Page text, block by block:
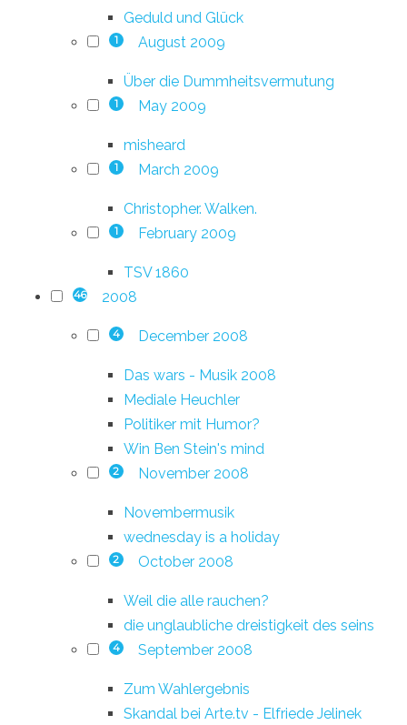
Geduld und Glück
1 August 2009
Über die Dummheitsvermutung
1 May 2009
misheard
1 March 2009
Christopher. Walken.
1 February 2009
TSV 1860
46 2008
4 December 2008
Das wars - Musik 2008
Mediale Heuchler
Politiker mit Humor?
Win Ben Stein's mind
2 November 2008
Novembermusik
wednesday is a holiday
2 October 2008
Weil die alle rauchen?
die unglaubliche dreistigkeit des seins
4 September 2008
Zum Wahlergebnis
Skandal bei Arte.tv - Elfriede Jelinek